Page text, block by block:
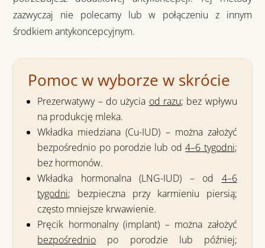
zazwyczaj nie polecamy lub w połączeniu z innym
środkiem antykoncepcyjnym.
Pomoc w wyborze w skrócie
Prezerwatywy– do użycia od razu; bez wpływu
na produkcję mleka.
Wkładka miedziana (Cu-IUD) – można założyć
bezpośrednio po porodzie lub od4–6 tygodni;
bez hormonów.
Wkładka hormonalna (LNG-IUD) – od 4–6
tygodni; bezpieczna przy karmieniu piersią;
często mniejsze krwawienie.
Pręcik hormonalny (implant) – można założyć
bezpośrednio po porodzie lub później;